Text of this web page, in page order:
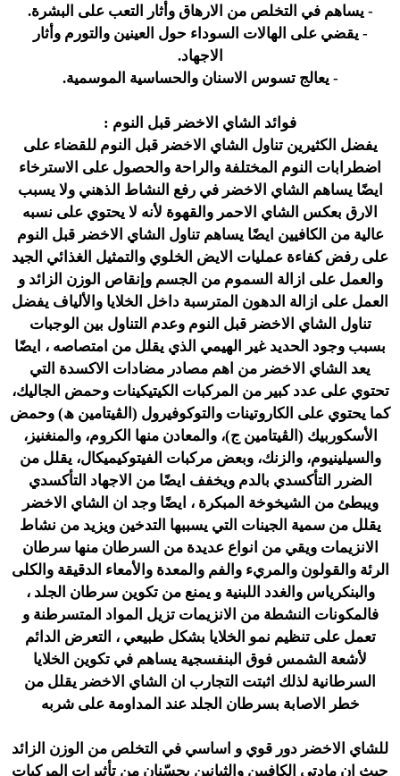
- يساهم في التخلص من الارهاق وأثار التعب على البشرة.
- يقضي على الهالات السوداء حول العينين والتورم وأثار
الاجهاد.
- يعالج تسوس الاسنان والحساسية الموسمية.
فوائد الشاي الاخضر قبل النوم :
يفضل الكثيرين تناول الشاي الاخضر قبل النوم للقضاء على
اضطرابات النوم المختلفة والراحة والحصول على الاسترخاء
ايضًا يساهم الشاي الاخضر في رفع النشاط الذهني ولا يسبب
الارق بعكس الشاي الاحمر والقهوة لأنه لا يحتوي على نسبه
عالية من الكافيين ايضًا يساهم تناول الشاي الاخضر قبل النوم
على رفض كفاءة عمليات الايض الخلوي والتمثيل الغذائي الجيد
والعمل على ازالة السموم من الجسم وإنقاص الوزن الزائد و
العمل على ازالة الدهون المترسبة داخل الخلايا والألياف يفضل
تناول الشاي الاخضر قبل النوم وعدم التناول بين الوجبات
بسبب وجود الحديد غير الهيمي الذي يقلل من امتصاصه ، ايضًا
يعد الشاي الاخضر من اهم مصادر مضادات الاكسدة التي
تحتوي على عدد كبير من المركبات الكيتيكينات وحمض الجاليك،
كما يحتوي على الكاروتينات والتوكوفيرول (الڤيتامين ھ) وحمض
الأسكوربيك (الڤيتامين ج)، والمعادن منها الكروم، والمنغنيز،
والسيلينيوم، والزنك، وبعض مركبات الفيتوكيميكال، يقلل من
الضرر التأكسدي بالدم ويخفف ايضًا من الاجهاد التأكسدي
ويبطئ من الشيخوخة المبكرة ، ايضًا وجد ان الشاي الاخضر
يقلل من سمية الجينات التي يسببها التدخين ويزيد من نشاط
الانزيمات ويقي من انواع عديدة من السرطان منها سرطان
الرئة والقولون والمريء والفم والمعدة والأمعاء الدقيقة والكلى
والبنكرياس والغدد اللبنية و يمنع من تكوين سرطان الجلد ،
فالمكونات النشطة من الانزيمات تزيل المواد المتسرطنة و
تعمل على تنظيم نمو الخلايا بشكل طبيعي ، التعرض الدائم
لأشعة الشمس فوق البنفسجية يساهم في تكوين الخلايا
السرطانية لذلك اثبتت التجارب ان الشاي الاخضر يقلل من
خطر الاصابة بسرطان الجلد عند المداومة على شربه
للشاي الاخضر دور قوي و اساسي في التخلص من الوزن الزائد
حيث ان مادتي الكافيين والثيانين يحسّنان من تأثيرات المركبات